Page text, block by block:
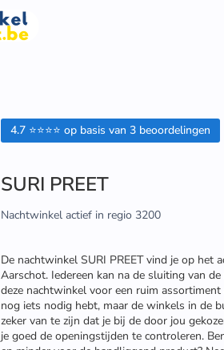
4.7 ⭐⭐⭐⭐ op basis van 3 beoordelingen
SURI PREET
Nachtwinkel actief in regio 3200
De nachtwinkel SURI PREET vind je op het
Aarschot. Iedereen kan na de sluiting van
deze nachtwinkel voor een ruim
nog iets nodig hebt, maar de winkels in de
zeker van te zijn dat je bij de door jou
je goed de openingstijden te controleren.